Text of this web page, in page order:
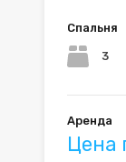
Спальня
3
Аренда
Цена